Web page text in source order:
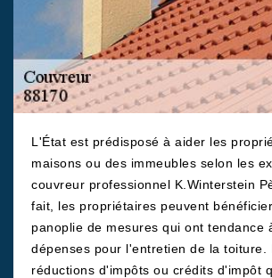
L'État est prédisposé à aider les
maisons ou des immeubles selon les
couvreur professionnel K.Winterstein
fait, les propriétaires peuvent
panoplie de mesures qui ont tendance
dépenses pour l'entretien de la toiture.
réductions d'impôts ou crédits d'impôt